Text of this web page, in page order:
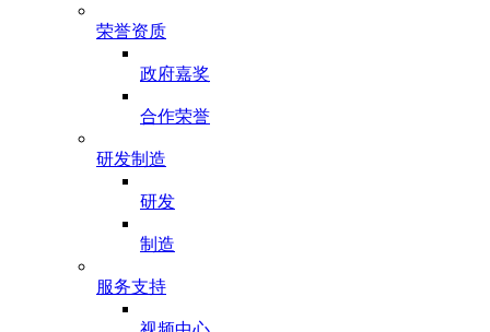
荣誉资质
政府嘉奖
合作荣誉
研发制造
研发
制造
服务支持